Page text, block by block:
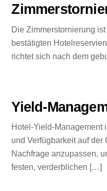
Die Zimmerstornierung
bestätigten
richtet sich nach dem
Yield-
Hotel-Yield-Management
und Verfügbarkeit auf
Nachfrage anzupassen,
festen, verderblichen […]